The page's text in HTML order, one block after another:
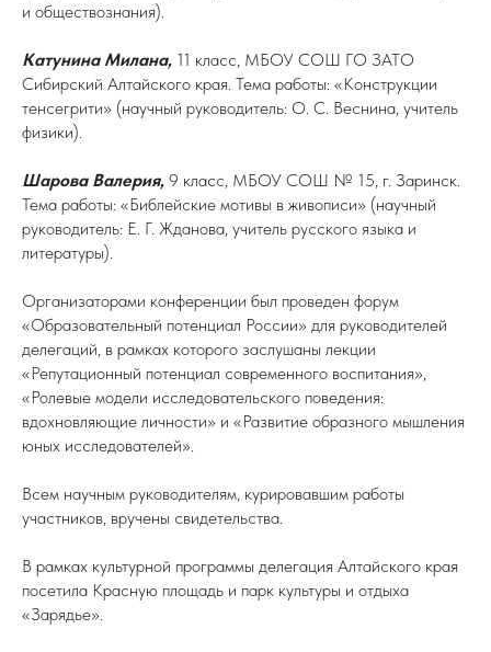
и обществознания).
Катунина Милана, 11 класс, МБОУ СОШ ГО ЗАТО
Сибирский Алтайского края. Тема работы: «Конструкции
тенсегрити» (научный руководитель: О. С. Веснина, учитель
физики).
Шарова Валерия, 9 класс, МБОУ СОШ № 15, г. Заринск.
Тема работы: «Библейские мотивы в живописи» (научный
руководитель: Е. Г. Жданова, учитель русского языка и
литературы).
Организаторами конференции был проведен форум
«Образовательный потенциал России» для руководителей
делегаций, в рамках которого заслушаны лекции
«Репутационный потенциал современного воспитания»,
«Ролевые модели исследовательского поведения:
вдохновляющие личности» и «Развитие образного мышления
юных исследователей».
Всем научным руководителям, курировавшим работы
участников, вручены свидетельства.
В рамках культурной программы делегация Алтайского края
посетила Красную площадь и парк культуры и отдыха
«Зарядье».